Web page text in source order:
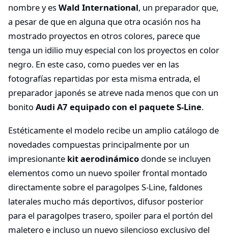
nombre y esWald International, un preparador que,
a pesar de que en alguna que otra ocasión nos ha
mostrado proyectos en otros colores, parece que
tenga un idilio muy especial con los proyectos en color
negro. En este caso, como puedes ver en las
fotografías repartidas por esta misma entrada, el
preparador japonés se atreve nada menos que con un
bonitoAudi A7 equipado con el paquete S-Line.
Estéticamente el modelo recibe un amplio catálogo de
novedades compuestas principalmente por un
impresionante kit aerodinámico donde se incluyen
elementos como un nuevo spoiler frontal montado
directamente sobre el paragolpes S-Line, faldones
laterales mucho más deportivos, difusor posterior
para el paragolpes trasero, spoiler para el portón del
maletero e incluso un nuevo silencioso exclusivo del